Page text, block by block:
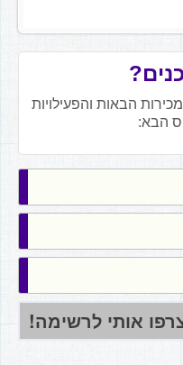
הבאות והפעילויות
הבא: